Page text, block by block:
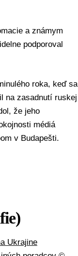
a známym
podporoval
roka, keď sa
na zasadnutí ruskej
že jeho
médiá
v Budapešti.
Ukrajine